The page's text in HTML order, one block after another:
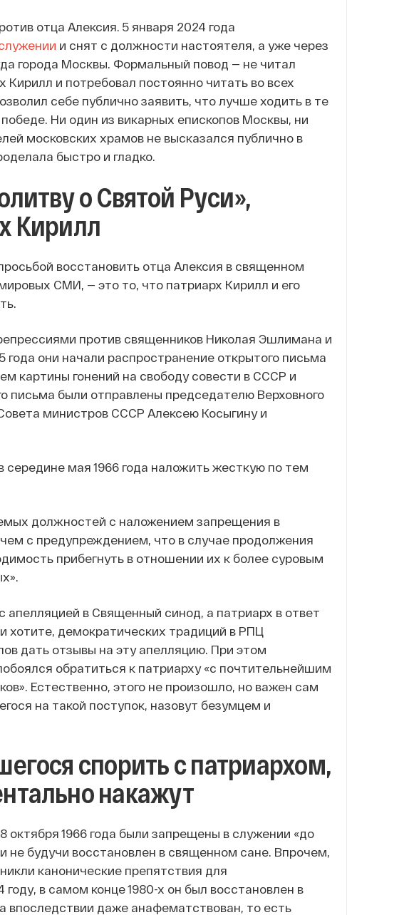
отца Алексия. 5 января 2024 года
и снят с должности настоятеля, а уже через
города Москвы. Формальный повод — не читал
и потребовал постоянно читать во всех
себе публично заявить, что лучше ходить в те
Ни один из викарных епископов Москвы, ни
московских храмов не высказался публично в
быстро и гладко.
о Святой Руси»,
Кирилл
восстановить отца Алексия в священном
СМИ, — это то, что патриарх Кирилл и его
против священников Николая Эшлимана и
года они начали распространение открытого письма
картины гонений на свободу совести в СССР и
письма были отправлены председателю Верховного
министров СССР Алексею Косыгину и
мая 1966 года наложить жесткую по тем
должностей с наложением запрещения в
с предупреждением, что в случае продолжения
прибегнуть в отношении их к более суровым
в Священный синод, а патриарх в ответ
хотите, демократических традиций в РПЦ
дать отзывы на эту апелляцию. При этом
обратиться к патриарху «с почтительнейшим
Естественно, этого не произошло, но важен сам
на такой поступок, назовут безумцем и
спорить с патриархом,
накажут
1966 года были запрещены в служении «до
не будучи восстановлен в священном сане. Впрочем,
канонические препятствия для
в самом конце 1980-х он был восстановлен в
впоследствии даже анафематствован, то есть